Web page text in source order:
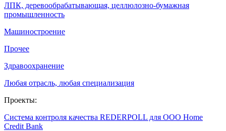
ЛПК, деревообрабатывающая, целлюлозно-бумажная
промышленность
Машиностроение
Прочее
Здравоохранение
Любая отрасль, любая специализация
Проекты:
Система контроля качества REDERPOLL для ООО Home
Credit Bank